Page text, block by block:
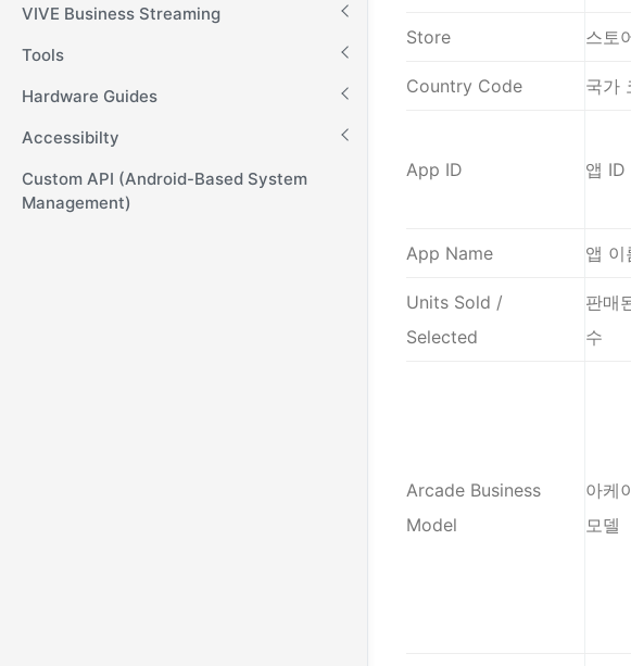
VIVE Business Streaming
Tools
Hardware Guides
Accessibilty
Custom API (Android-Based System
Management)
Store 스토
Country Code 국가
App ID 앱 ID
App Name 앱 이
Units Sold /
Selected
판매
수
Arcade Business
Model
아케
모델